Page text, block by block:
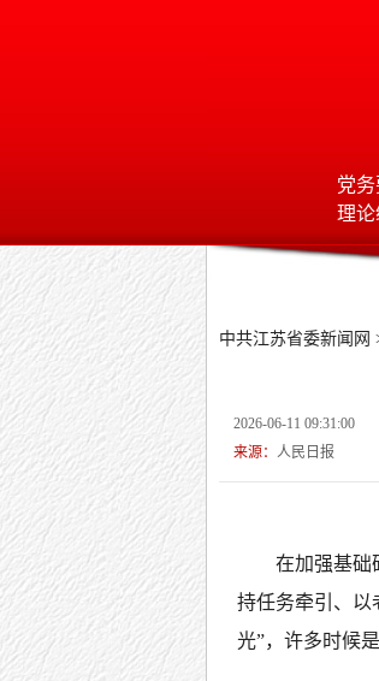
党务
理
中共江苏省委新闻网
2026-06-11 09:31:00
来源： 人民日报
在加强基础
持任务牵引、以
光”，许多时候